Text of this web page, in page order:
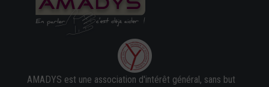
AMADYS est une association d'intérêt général, sans but